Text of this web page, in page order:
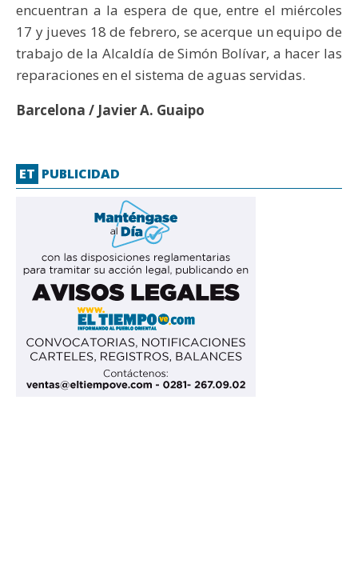
encuentran a la espera de que, entre el miércoles
17 y jueves 18 de febrero, se acerque un equipo de
trabajo de la Alcaldía de Simón Bolívar, a hacer las
reparaciones en el sistema de aguas servidas.
Barcelona / Javier A. Guaipo
ET PUBLICIDAD